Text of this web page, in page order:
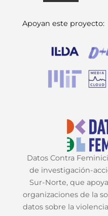
Apoyan este proyecto:
Datos Contra
de investigación-
Sur-Norte, que
organizaciones de la
datos sobre la